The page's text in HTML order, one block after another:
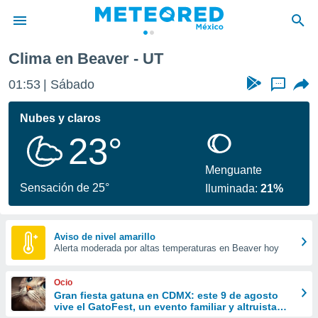
de
ha sido
calidad.
a este
las
y
forma
digital
basada
Clima en Beaver - UT
01:53 Sábado ...
Nubes y claros
23°
Sensación de 25°
Menguante
Iluminada:21%
Aviso de nivel amarillo
Alerta moderada por altas temperaturas en Beaver hoy
Ocio
Gran fiesta gatuna en CDMX: este 9 de agosto
vive el GatoFest, un evento familiar y altruista